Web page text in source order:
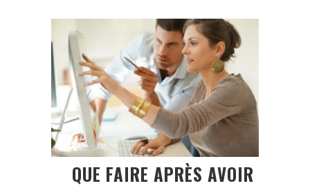
QUE FAIRE APRÈS AVOIR